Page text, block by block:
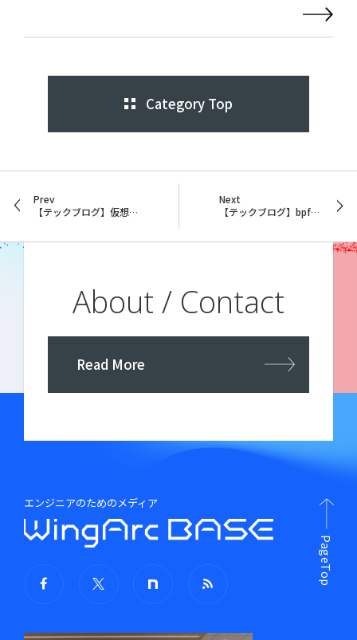
Category Top
Prev
【テックブログ】仮想マシンの仮想基盤 KVM へ移行を試してみました
Next
【テックブログ】bpftraceによるGoアプリケーションのトレース
About / Contact
Read More
エンジニアのためのメディア
PageTop